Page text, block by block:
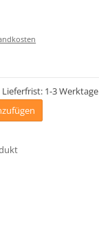
1-3 Werktage